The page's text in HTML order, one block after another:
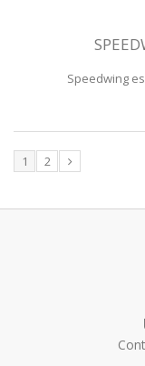
Speedwing
1 2